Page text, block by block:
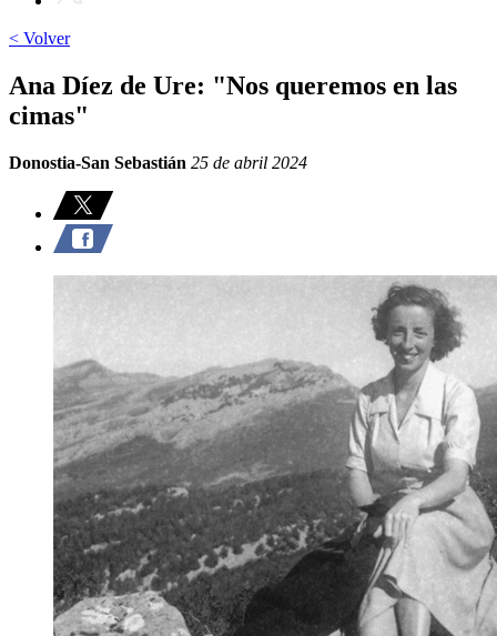
< Volver
Ana Díez de Ure: "Nos queremos en las
cimas"
Donostia-San Sebastián 25 de abril 2024